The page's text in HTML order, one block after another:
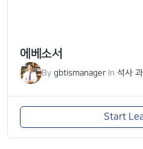
에베소서
By gbtismanagerIn 석사
Start